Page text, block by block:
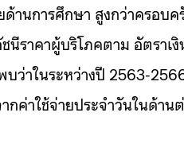
านการศึกษา สูงกว่าครอบ
นีราคาผู้บริโภคตาม อัตรา
ว่าในระหว่างปี 2563-
ค่าใช้จ่ายประจำวันในด้าน